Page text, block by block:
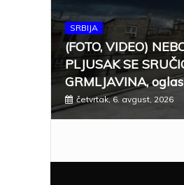
SRBIJA
(FOTO, VIDEO)
PLJUSAK SE
GRMLJAVINA,
četvrtak, 6. avgust, 2026